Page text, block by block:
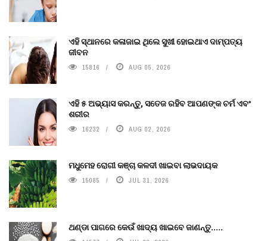
ଏହି ସ୍ଥାନରେ କଳାଜାଇ ଥିଲେ ସୁଖୀ ହୋଇଥାଏ ଦାମ୍ପତ୍ୟ
ଜୀବନ
15816 AUG 05, 2026
ଏହି ୫ ଅଭ୍ୟାସ କରନ୍ତୁ, ସତେଜ ରହିବ ଆପଣଙ୍କ ଚର୍ମ ଏବଂ
ଶରୀର
16232 AUG 02, 2026
ମଧୁମେହ ରୋଗୀ କଞ୍ଚା କଳଦୀ ଖାଇବା ଲାଭଦାୟକ
15085 JUL 31, 2026
ଥଣ୍ଡା ପାଗରେ କେଉଁ ଖାଦ୍ୟ ଖାଇବେ ଜାଣନ୍ତୁ.....